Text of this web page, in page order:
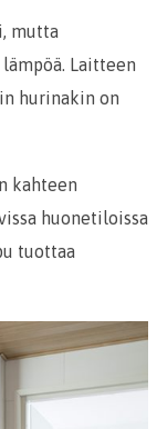
mutta
Laitteen
hurinakin on
kahteen
huonetiloissa
tuottaa